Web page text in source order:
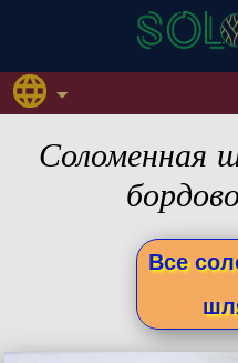
Соломенная
Все